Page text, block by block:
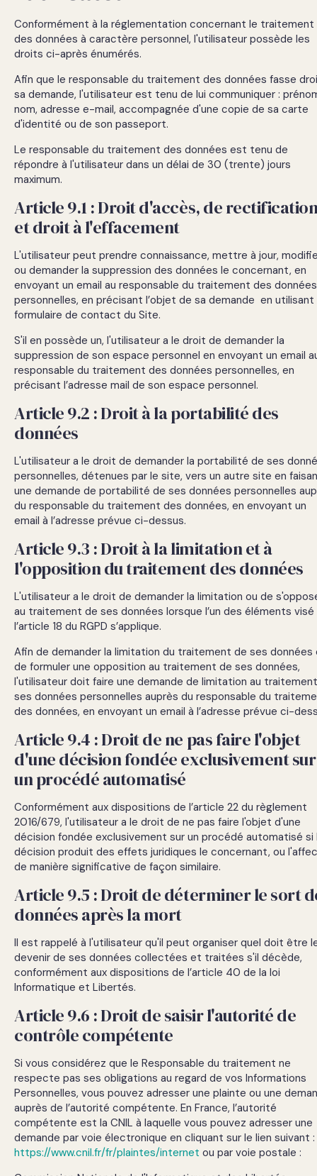
Conformément à la réglementation concernant le traitement
des données à caractère personnel, l'utilisateur possède les
droits ci-après énumérés.
Afin que le responsable du traitement des données fasse
sa demande, l'utilisateur est tenu de lui communiquer :
nom, adresse e-mail, accompagnée d'une copie de sa carte
d'identité ou de son passeport.
Le responsable du traitement des données est tenu de
répondre à l'utilisateur dans un délai de 30 (trente) jours
maximum.
Article 9.1 : Droit d'accès, de
et droit à l'effacement
L'utilisateur peut prendre connaissance, mettre à jour,
ou demander la suppression des données le concernant, en
envoyant un email au responsable du traitement des données
personnelles, en précisant l’objet de sa demande en utilisant
formulaire de contact du Site.
S'il en possède un, l'utilisateur a le droit de demander la
suppression de son espace personnel en envoyant un email
responsable du traitement des données personnelles, en
précisant l’adresse mail de son espace personnel.
Article 9.2 : Droit à la portabilité des
données
L'utilisateur a le droit de demander la portabilité de ses
personnelles, détenues par le site, vers un autre site en
une demande de portabilité de ses données personnelles
du responsable du traitement des données, en envoyant un
email à l’adresse prévue ci-dessus.
Article 9.3 : Droit à la limitation et à
l'opposition du traitement des données
L'utilisateur a le droit de demander la limitation ou de
au traitement de ses données lorsque l’un des éléments visé
l’article 18 du RGPD s’applique.
Afin de demander la limitation du traitement de ses données
de formuler une opposition au traitement de ses données,
l'utilisateur doit faire une demande de limitation au
ses données personnelles auprès du responsable du
des données, en envoyant un email à l’adresse prévue ci-
Article 9.4 : Droit de ne pas faire l'objet
d'une décision fondée exclusivement sur
un procédé automatisé
Conformément aux dispositions de l’article 22 du règlement
2016/679, l'utilisateur a le droit de ne pas faire l'objet d'une
décision fondée exclusivement sur un procédé automatisé si
décision produit des effets juridiques le concernant, ou
de manière significative de façon similaire.
Article 9.5 : Droit de déterminer le sort
données après la mort
Il est rappelé à l'utilisateur qu'il peut organiser quel doit être
devenir de ses données collectées et traitées s'il décède,
conformément aux dispositions de l’article 40 de la loi
Informatique et Libertés.
Article 9.6 : Droit de saisir l'autorité de
contrôle compétente
Si vous considérez que le Responsable du traitement ne
respecte pas ses obligations au regard de vos Informations
Personnelles, vous pouvez adresser une plainte ou une
auprès de l’autorité compétente. En France, l’autorité
compétente est la CNIL à laquelle vous pouvez adresser une
demande par voie électronique en cliquant sur le lien suivant :
https://www.cnil.fr/fr/plaintes/internet ou par voie postale :